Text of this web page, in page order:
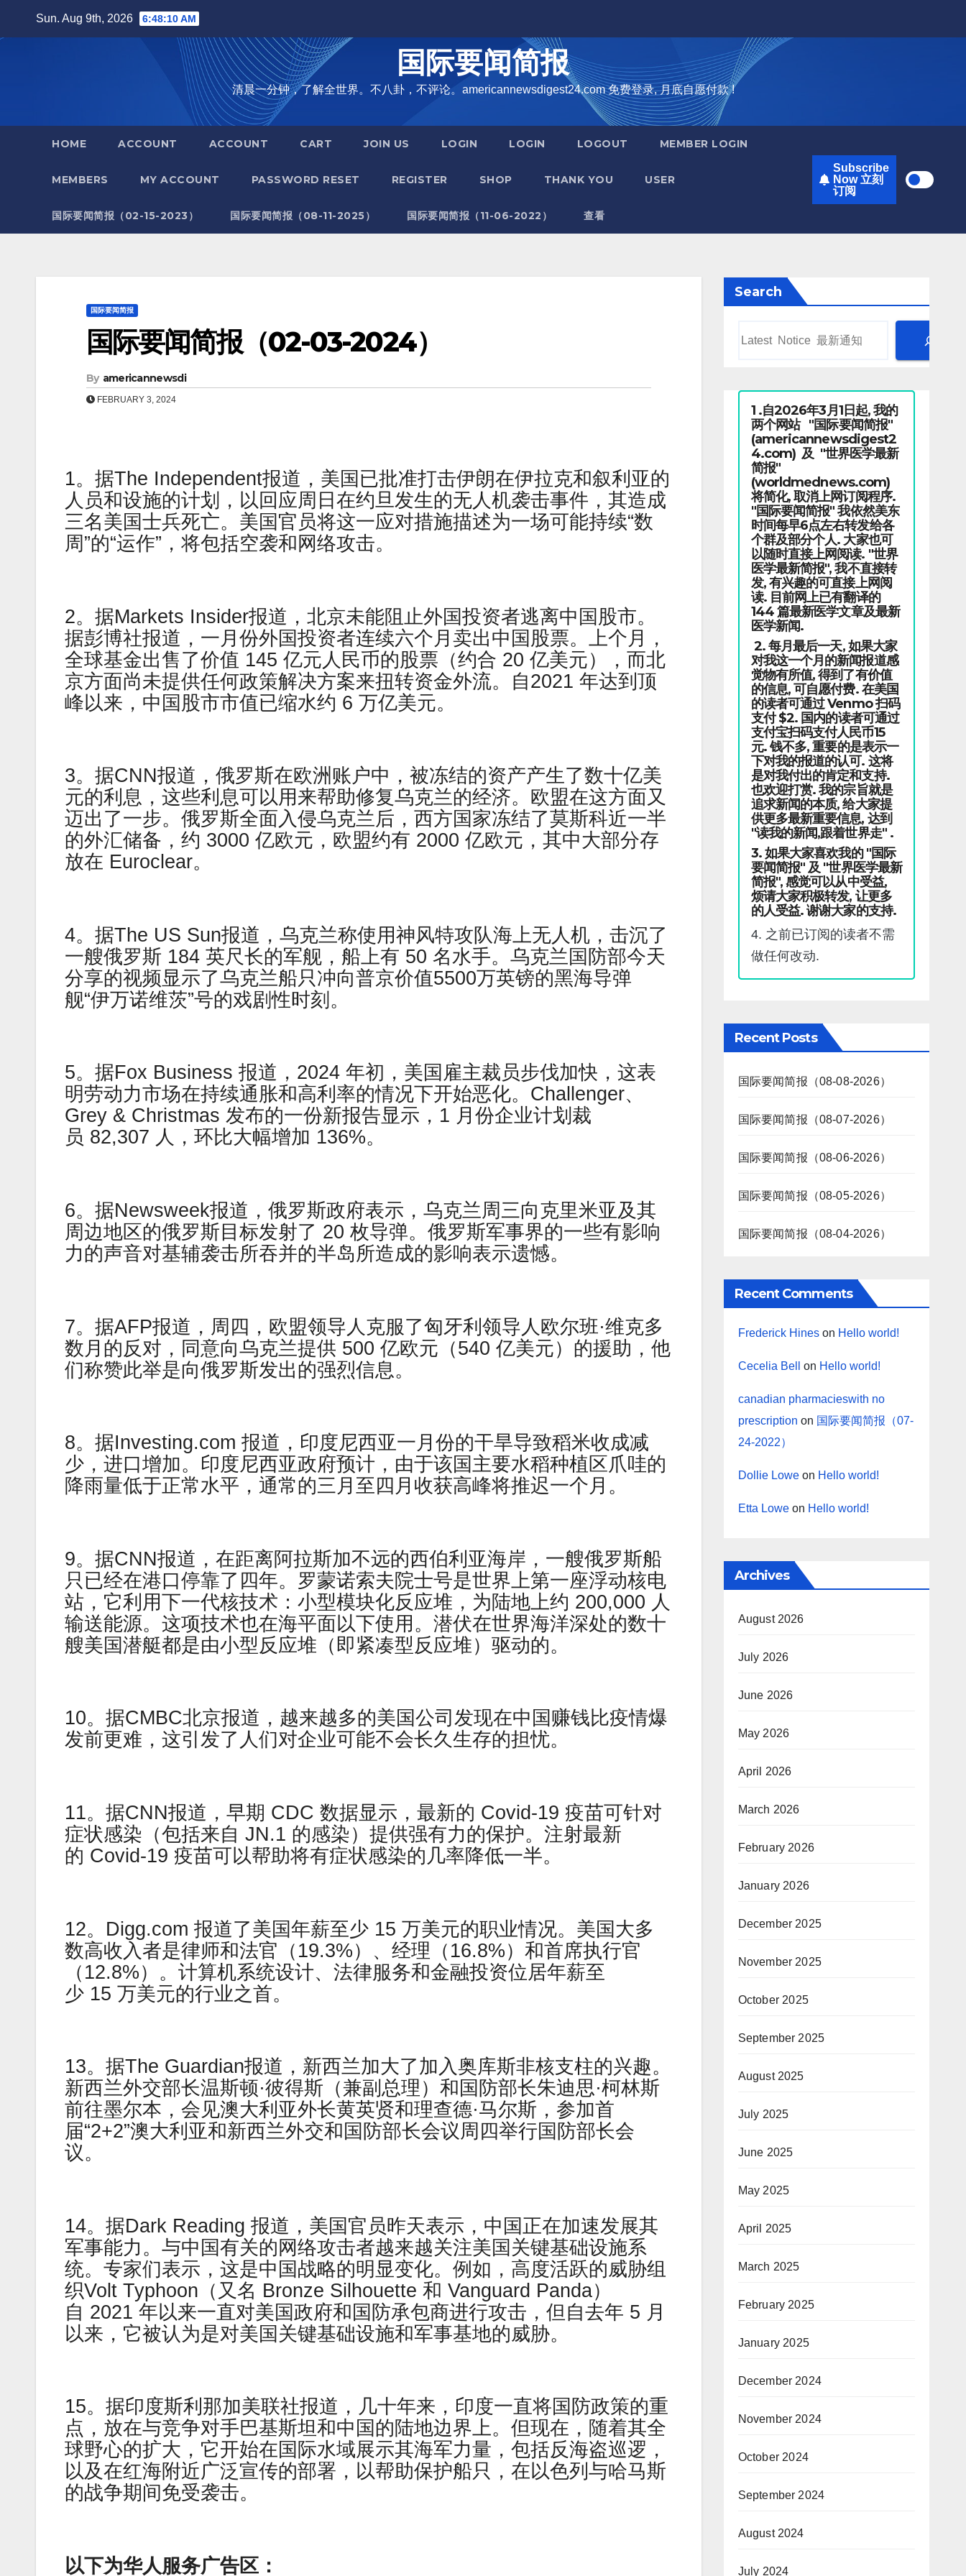
Sun. Aug 9th, 2026 6:48:11 AM
国际要闻简报
清晨一分钟，了解全世界。不八卦，不评论。americannewsdigest24.com 免费登录, 月底自愿付款 !
HOME ACCOUNT ACCOUNT CART JOIN US LOGIN LOGIN LOGOUT MEMBER LOGIN
MEMBERS MY ACCOUNT PASSWORD RESET REGISTER SHOP THANK YOU USER
国际要闻简报（02-15-2023） 国际要闻简报（08-11-2025） 国际要闻简报（11-06-2022） 查看
Subscribe
Now 立刻
订阅
国际要闻简报
国际要闻简报（02-03-2024）
By americannewsdi
FEBRUARY 3, 2024
1。据The Independent报道，美国已批准打击伊朗在伊拉克​​和叙利亚的
人员和设施的计划，以回应周日在约旦发生的无人机袭击事件，其造成
三名美国士兵死亡。美国官员将这一应对措施描述为一场可能持续“数
周”的“运作”，将包括空袭和网络攻击。
2。据Markets Insider报道，北京未能阻止外国投资者逃离中国股市。
据彭博社报道，一月份外国投资者连续六个月卖出中国股票。上个月，
全球基金出售了价值 145 亿元人民币的股票（约合 20 亿美元），而北
京方面尚未提供任何政策解决方案来扭转资金外流。自2021 年达到顶
峰以来，中国股市市值已缩水约 6 万亿美元。
3。据CNN报道，俄罗斯在欧洲账户中，被冻结的资产产生了数十亿美
元的利息，这些利息可以用来帮助修复乌克兰的经济。欧盟在这方面又
迈出了一步。俄罗斯全面入侵乌克兰后，西方国家冻结了莫斯科近一半
的外汇储备，约 3000 亿欧元，欧盟约有 2000 亿欧元，其中大部分存
放在 Euroclear。
4。据The US Sun报道，乌克兰称使用神风特攻队海上无人机，击沉了
一艘俄罗斯 184 英尺长的军舰，船上有 50 名水手。乌克兰国防部今天
分享的视频显示了乌克兰船只冲向普京价值5500万英镑的黑海导弹
舰“伊万诺维茨”号的戏剧性时刻。
5。据Fox Business 报道，2024 年初，美国雇主裁员步伐加快，这表
明劳动力市场在持续通胀和高利率的情况下开始恶化。Challenger、
Grey & Christmas 发布的一份新报告显示，1 月份企业计划裁
员 82,307 人，环比大幅增加 136%。
6。据Newsweek报道，俄罗斯政府表示，乌克兰周三向克里米亚及其
周边地区的俄罗斯目标发射了 20 枚导弹。俄罗斯军事界的一些有影响
力的声音对基辅袭击所吞并的半岛所造成的影响表示遗憾。
7。据AFP报道，周四，欧盟领导人克服了匈牙利领导人欧尔班·维克多
数月的反对，同意向乌克兰提供 500 亿欧元（540 亿美元）的援助，他
们称赞此举是向俄罗斯发出的强烈信息。
8。据Investing.com 报道，印度尼西亚一月份的干旱导致稻米收成减
少，进口增加。印度尼西亚政府预计，由于该国主要水稻种植区爪哇的
降雨量低于正常水平，通常的三月至四月收获高峰将推迟一个月。
9。据CNN报道，在距离阿拉斯加不远的西伯利亚海岸，一艘俄罗斯船
只已经在港口停靠了四年。罗蒙诺索夫院士号是世界上第一座浮动核电
站，它利用下一代核技术：小型模块化反应堆，为陆地上约 200,000 人
输送能源。这项技术也在海平面以下使用。潜伏在世界海洋深处的数十
艘美国潜艇都是由小型反应堆（即紧凑型反应堆）驱动的。
10。据CMBC北京报道，越来越多的美国公司发现在中国赚钱比疫情爆
发前更难，这引发了人们对企业可能不会长久生存的担忧。
11。据CNN报道，早期 CDC 数据显示，最新的 Covid-19 疫苗可针对
症状感染（包括来自 JN.1 的感染）提供强有力的保护。注射最新
的 Covid-19 疫苗可以帮助将有症状感染的几率降低一半。
12。Digg.com 报道了美国年薪至少 15 万美元的职业情况。美国大多
数高收入者是律师和法官（19.3%）、经理（16.8%）和首席执行官
（12.8%）。计算机系统设计、法律服务和金融投资位居年薪至
少 15 万美元的行业之首。
13。据The Guardian报道，新西兰加大了加入奥库斯非核支柱的兴趣。
新西兰外交部长温斯顿·彼得斯（兼副总理）和国防部长朱迪思·柯林斯
前往墨尔本，会见澳大利亚外长黄英贤和理查德·马尔斯，参加首
届“2+2”澳大利亚和新西兰外交和国防部长会议周四举行国防部长会
议。
14。据Dark Reading 报道，美国官员昨天表示，中国正在加速发展其
军事能力。与中国有关的网络攻击者越来越关注美国关键基础设施系
统。专家们表示，这是中国战略的明显变化。例如，高度活跃的威胁组
织Volt Typhoon（又名 Bronze Silhouette 和 Vanguard Panda）
自 2021 年以来一直对美国政府和国防承包商进行攻击，但自去年 5 月
以来，它被认为是对美国关键基础设施和军事基地的威胁。
15。据印度斯利那加美联社报道，几十年来，印度一直将国防政策的重
点，放在与竞争对手巴基斯坦和中国的陆地边界上。但现在，随着其全
球野心的扩大，它开始在国际水域展示其海军力量，包括反海盗巡逻，
以及在红海附近广泛宣传的部署，以帮助保护船只，在以色列与哈马斯
的战争期间免受袭击。
以下为华人服务广告区：
Search
1 .自2026年3月1日起, 我的
两个网站 "国际要闻简报"
(americannewsdigest2
4.com) 及 "世界医学最新
简报"
(worldmednews.com)
将简化, 取消上网订阅程序.
"国际要闻简报" 我依然美东
时间每早6点左右转发给各
个群及部分个人. 大家也可
以随时直接上网阅读. "世界
医学最新简报", 我不直接转
发, 有兴趣的可直接上网阅
读. 目前网上已有翻译的
144 篇最新医学文章及最新
医学新闻.
2. 每月最后一天, 如果大家
对我这一个月的新闻报道感
觉物有所值, 得到了有价值
的信息, 可自愿付费. 在美国
的读者可通过 Venmo 扫码
支付 $2. 国内的读者可通过
支付宝扫码支付人民币15
元. 钱不多, 重要的是表示一
下对我的报道的认可. 这将
是对我付出的肯定和支持.
也欢迎打赏. 我的宗旨就是
追求新闻的本质, 给大家提
供更多最新重要信息, 达到
"读我的新闻,跟着世界走" .
3. 如果大家喜欢我的 "国际
要闻简报" 及 "世界医学最新
简报", 感觉可以从中受益,
烦请大家积极转发, 让更多
的人受益. 谢谢大家的支持.
4. 之前已订阅的读者不需
做任何改动.
Recent Posts
国际要闻简报（08-08-2026）
国际要闻简报（08-07-2026）
国际要闻简报（08-06-2026）
国际要闻简报（08-05-2026）
国际要闻简报（08-04-2026）
Recent Comments
Frederick Hineson Hello world!
Cecelia Bell on Hello world!
canadian pharmacieswith no
prescription on 国际要闻简报（07-
24-2022）
Dollie Loweon Hello world!
Etta Loweon Hello world!
Archives
August 2026
July 2026
June 2026
May 2026
April 2026
March 2026
February 2026
January 2026
December 2025
November 2025
October 2025
September 2025
August 2025
July 2025
June 2025
May 2025
April 2025
March 2025
February 2025
January 2025
December 2024
November 2024
October 2024
September 2024
August 2024
July 2024